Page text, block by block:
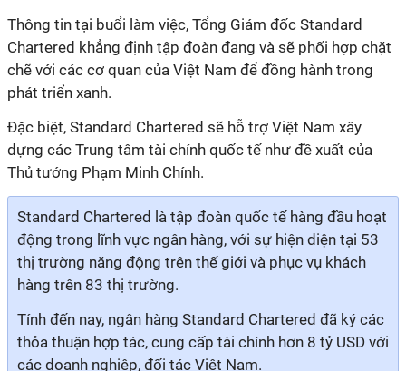
Thông tin tại buổi làm việc, Tổng Giám đốc Standard
Chartered khẳng định tập đoàn đang và sẽ phối hợp chặt
chẽ với các cơ quan của Việt Nam để đồng hành trong
phát triển xanh.
Đặc biệt, Standard Chartered sẽ hỗ trợ Việt Nam xây
dựng các Trung tâm tài chính quốc tế như đề xuất của
Thủ tướng Phạm Minh Chính.
Standard Chartered là tập đoàn quốc tế hàng đầu hoạt
động trong lĩnh vực ngân hàng, với sự hiện diện tại 53
thị trường năng động trên thế giới và phục vụ khách
hàng trên 83 thị trường.
Tính đến nay, ngân hàng Standard Chartered đã ký các
thỏa thuận hợp tác, cung cấp tài chính hơn 8 tỷ USD với
các doanh nghiệp, đối tác Việt Nam.